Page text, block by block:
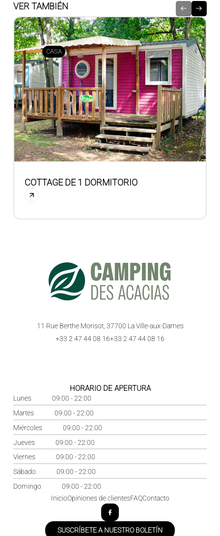
VER TAMBIÉN
CASA
COTTAGE DE 1 DORMITORIO
11 Rue Berthe Morisot, 37700 La Ville-aux-Dames
+33 2 47 44 08 16+33 2 47 44 08 16
HORARIO DE APERTURA
Lunes
09:00 - 22:00
Martes
09:00 - 22:00
Miércoles
09:00 - 22:00
Jueves
09:00 - 22:00
Viernes
09:00 - 22:00
Sábado
09:00 - 22:00
Domingo
09:00 - 22:00
InicioOpiniones de clientesFAQContacto
SUSCRÍBETE A NUESTRO BOLETÍN